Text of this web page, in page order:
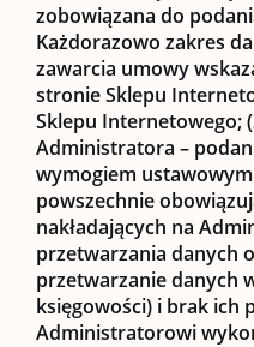
zobowiązana do
Każdorazowo zakres
zawarcia umowy
stronie Sklepu
Sklepu Internetowego;
Administratora –
wymogiem
powszechnie
nakładających na
przetwarzania danych
przetwarzanie danych
księgowości) i brak ich
Administratorowi